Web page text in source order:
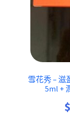
雪花秀 – 滋
5ml +
$